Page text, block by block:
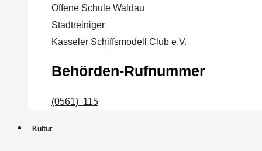
Offene Schule Waldau
Stadtreiniger
Kasseler Schiffsmodell Club e.V.
Behörden-Rufnummer
(0561) 115
Kultur